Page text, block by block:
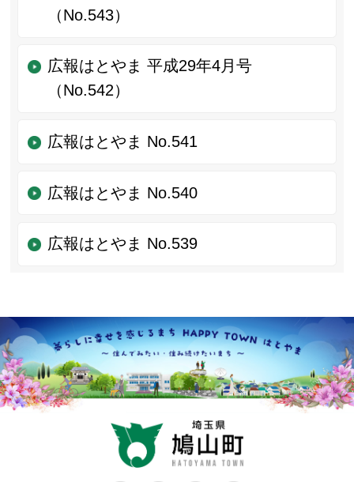
（No.543）
広報はとやま 平成29年4月号
（No.542）
広報はとやま No.541
広報はとやま No.540
広報はとやま No.539